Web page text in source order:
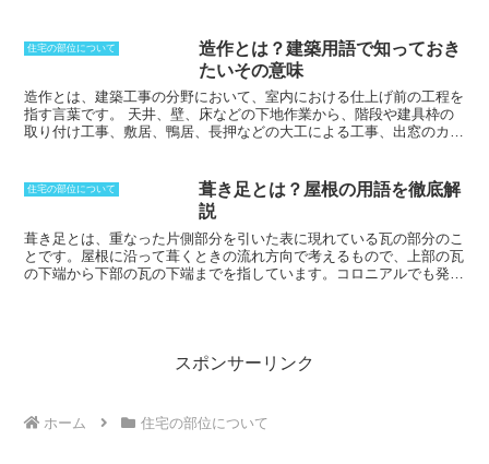
ザインや空間設計なども含めて表現され
ていることが多いです。インテリアに対
する「エクステリア」と言われることも
あります。かつて、土地の境界部分を明
確にする目的で設けられていた堅牢な塀
に囲まれたデザインは少なくなり、ガー
路との境界をあらわすような、開放感あ
るエクステリアが主に新興住宅街で見ら
れるようになりました。ガーデナーが仲
間を集めて開くオープンガーデンなども
広がってきています。
保することを目的として、東京都や神奈川県横浜市では窓先空地制度
が実施されています。窓先空地制度は、人口が密集している地域にお
いて、火災などの災害が発生した場合に、安全な避難路を確保し、建
物に採光や通風を取り入れることを目的として設けられています。
住宅の部位について
造作とは？建築用語で知っておき
たいその意味
造作とは、建築工事の分野において、室内における仕上げ前の工程を
指す言葉です。
天井、壁、床などの下地作業から、階段や建具枠の
取り付け工事、敷居、鴨居、長押などの大工による工事、出窓のカウ
ます。柱や梁といった主要構造部以外の仕上げ工事の総称となってお
り、建物内部を構成する設備や部材のことも造作と呼びます。設備と
しては水道設備や空調設備、部材は建具、床、畳、鴨居などが当たり
ます。また、建築することを「造作する」と言うこともあります。造
作を使った言葉として「造作買取請求権」というものがあり、これ
は、借家契約が終了するときに借家人が建物に備え付けた造作を家主
住宅の部位について
葺き足とは？屋根の用語を徹底解
説
葺き足とは、重なった片側部分を引いた表に現れている瓦の部分のこ
とです。屋根に沿って葺くときの流れ方向で考えるもので、上部の瓦
の下端から下部の瓦の下端までを指しています。コロニアルでも発生
になると、瓦割りをするときに、野地の長さの寸法から葺き足の寸法
を割れば、いったい何枚必要になるのかを図面上から追うことができ
す。瓦やコロニアルが重なる部分に隙間があると、そこから雨水が浸
入してしまいます。葺き足は、この隙間を埋めて、雨水の浸入を防ぎ
スポンサーリンク
ホーム 住宅の部位について